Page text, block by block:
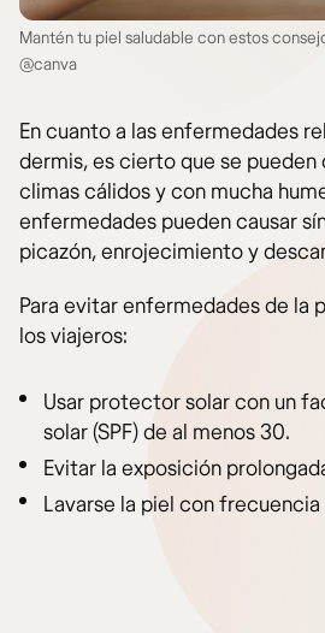
Mantén tu piel saludable con estos
@canva
En cuanto a las enfermedades
dermis, es cierto que se pueden
climas cálidos y con mucha
enfermedades pueden causar
picazón, enrojecimiento y
Para evitar enfermedades de la
los viajeros:
Usar protector solar con un
solar (SPF) de al menos 30.
Evitar la exposición
Lavarse la piel con frecuencia